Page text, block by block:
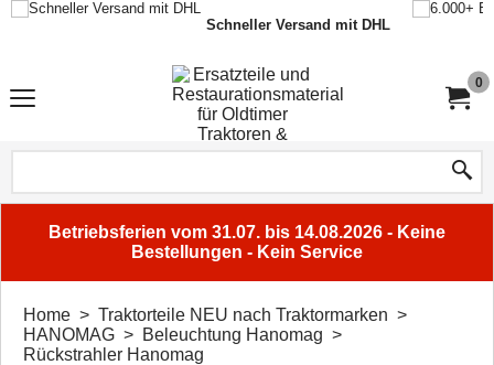
Schneller Versand mit DHL
0
Betriebsferien vom 31.07. bis 14.08.2026 - Keine
Bestellungen - Kein Service
Home > Traktorteile NEU nach Traktormarken >
HANOMAG > Beleuchtung Hanomag >
Rückstrahler Hanomag